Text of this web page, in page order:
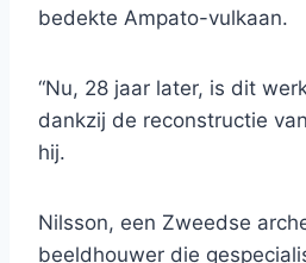
bedekte Ampato-vulkaan.
“Nu, 28 jaar later, is dit
dankzij de reconstructie
hij.
Nilsson, een Zweedse
beeldhouwer die